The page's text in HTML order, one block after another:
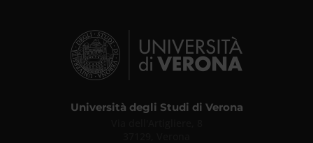
Università degli Studi di Verona